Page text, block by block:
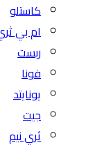
كاستلو
ام بي
ربست
فونا
يونايتد
جيت
ثري نيم